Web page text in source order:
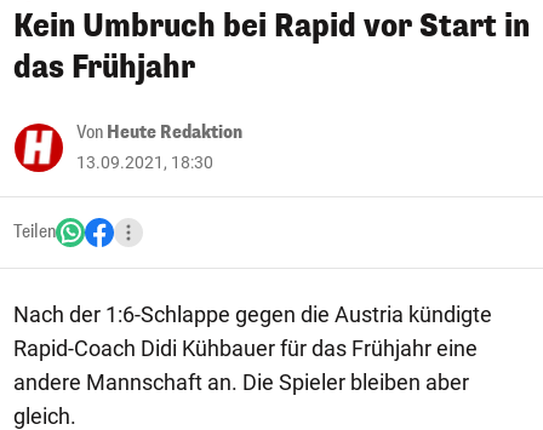
Kein Umbruch bei Rapid vor Start in
das Frühjahr
Von Heute Redaktion
13.09.2021, 18:30
Teilen
Nach der 1:6-Schlappe gegen die Austria kündigte
Rapid-Coach Didi Kühbauer für das Frühjahr eine
andere Mannschaft an. Die Spieler bleiben aber
gleich.